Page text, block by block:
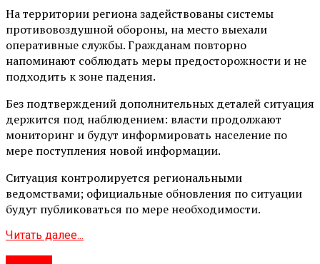
На территории региона задействованы системы
противовоздушной обороны, на место выехали
оперативные службы. Гражданам повторно
напоминают соблюдать меры предосторожности и не
подходить к зоне падения.
Без подтверждений дополнительных деталей ситуация
держится под наблюдением: власти продолжают
мониторинг и будут информировать население по
мере поступления новой информации.
Ситуация контролируется региональными
ведомствами; официальные обновления по ситуации
будут публиковаться по мере необходимости.
Читать далее...